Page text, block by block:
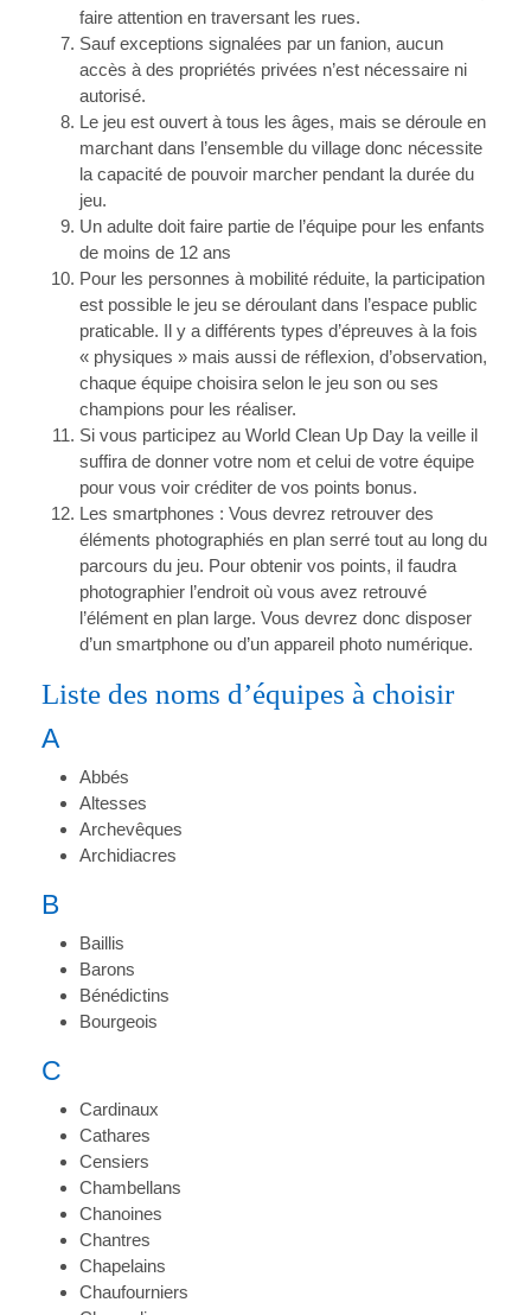
faire attention en traversant les rues.
Sauf exceptions signalées par un fanion, aucun
accès à des propriétés privées n’est nécessaire ni
autorisé.
Le jeu est ouvert à tous les âges, mais se déroule en
marchant dans l’ensemble du village donc nécessite
la capacité de pouvoir marcher pendant la durée du
jeu.
Un adulte doit faire partie de l’équipe pour les enfants
de moins de 12 ans
Pour les personnes à mobilité réduite, la participation
est possible le jeu se déroulant dans l’espace public
praticable. Il y a différents types d’épreuves à la fois
« physiques » mais aussi de réflexion, d’observation,
chaque équipe choisira selon le jeu son ou ses
champions pour les réaliser.
Si vous participez au World Clean Up Day la veille il
suffira de donner votre nom et celui de votre équipe
pour vous voir créditer de vos points bonus.
Les smartphones : Vous devrez retrouver des
éléments photographiés en plan serré tout au long du
parcours du jeu. Pour obtenir vos points, il faudra
photographier l’endroit où vous avez retrouvé
l’élément en plan large. Vous devrez donc disposer
d’un smartphone ou d’un appareil photo numérique.
Liste des noms d’équipes à choisir
A
Abbés
Altesses
Archevêques
Archidiacres
B
Baillis
Barons
Bénédictins
Bourgeois
C
Cardinaux
Cathares
Censiers
Chambellans
Chanoines
Chantres
Chapelains
Chaufourniers